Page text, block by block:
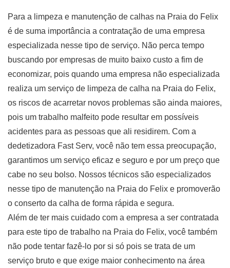
Para a limpeza e manutenção de calhas na Praia do Felix
é de suma importância a contratação de uma empresa
especializada nesse tipo de serviço. Não perca tempo
buscando por empresas de muito baixo custo a fim de
economizar, pois quando uma empresa não especializada
realiza um serviço de limpeza de calha na Praia do Felix,
os riscos de acarretar novos problemas são ainda maiores,
pois um trabalho malfeito pode resultar em possíveis
acidentes para as pessoas que ali residirem. Com a
dedetizadora Fast Serv, você não tem essa preocupação,
garantimos um serviço eficaz e seguro e por um preço que
cabe no seu bolso. Nossos técnicos são especializados
nesse tipo de manutenção na Praia do Felix e promoverão
o conserto da calha de forma rápida e segura.
Além de ter mais cuidado com a empresa a ser contratada
para este tipo de trabalho na Praia do Felix, você também
não pode tentar fazê-lo por si só pois se trata de um
serviço bruto e que exige maior conhecimento na área